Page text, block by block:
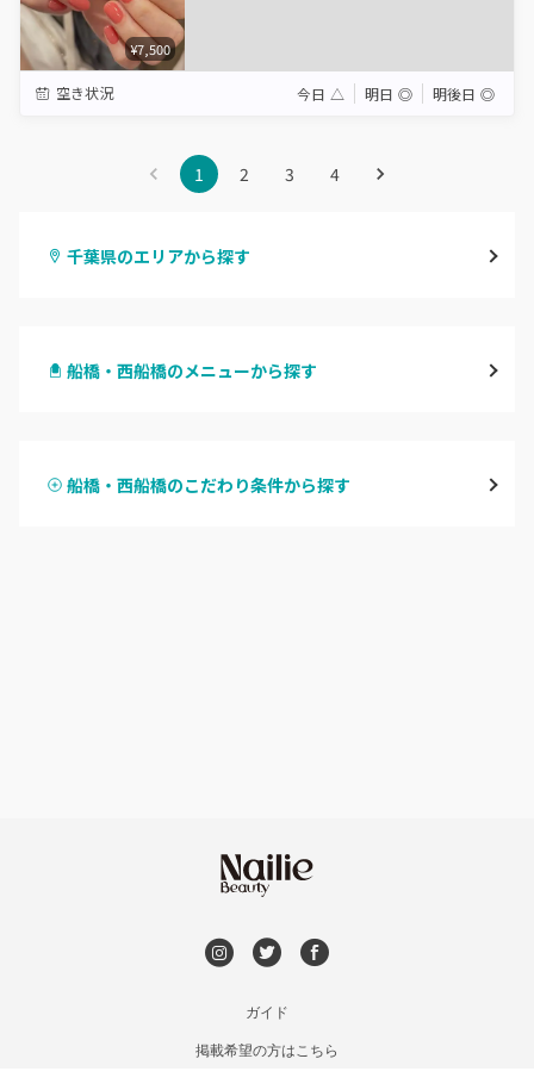
¥7,500
空き状況 今日 △ 明日 ◎ 明後日 ◎
1 2 3 4
千葉県のエリアから探す
柏・南柏
船橋・西船橋のメニューから探す
ハンドスカルプ
船橋・西船橋のこだわり条件から探す
ガイド
掲載希望の方はこちら